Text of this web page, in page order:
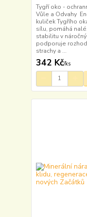
Tygří oko -
Vůle a Odvahy
kuliček Tygřího
sílu, pomáhá
stabilitu v
podporuje
strachy a ...
342 Kč/ks